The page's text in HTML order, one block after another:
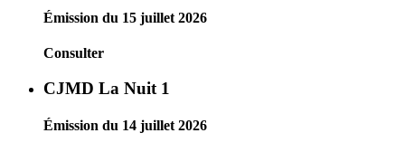
Émission du 15 juillet 2026
Consulter
CJMD La Nuit 1
Émission du 14 juillet 2026